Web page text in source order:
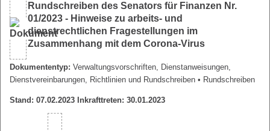
Rundschreiben des Senators für Finanzen Nr.
01/2023 - Hinweise zu arbeits- und
dienstrechtlichen Fragestellungen im
Zusammenhang mit dem Corona-Virus
Dokumententyp: Verwaltungsvorschriften, Dienstanweisungen,
Dienstvereinbarungen, Richtlinien und Rundschreiben • Rundschreiben
Stand: 07.02.2023 Inkrafttreten: 30.01.2023